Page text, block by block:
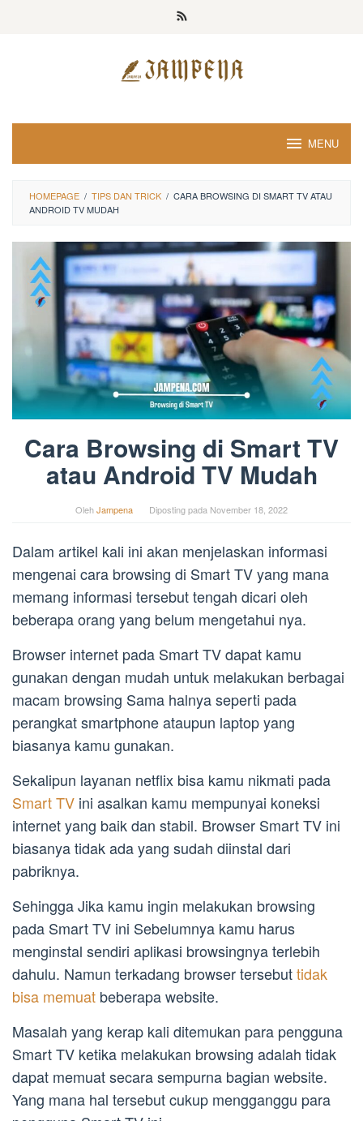
MENU
HOMEPAGE / TIPS DAN TRICK / CARA BROWSING DI SMART TV ATAU
ANDROID TV MUDAH
Cara Browsing di Smart TV
atau Android TV Mudah
OlehJampena Diposting pada November 18, 2022
Dalam artikel kali ini akan menjelaskan informasi
mengenai cara browsing di Smart TV yang mana
memang informasi tersebut tengah dicari oleh
beberapa orang yang belum mengetahui nya.
Browser internet pada Smart TV dapat kamu
gunakan dengan mudah untuk melakukan berbagai
macam browsing Sama halnya seperti pada
perangkat smartphone ataupun laptop yang
biasanya kamu gunakan.
Sekalipun layanan netflix bisa kamu nikmati pada
Smart TV ini asalkan kamu mempunyai koneksi
internet yang baik dan stabil. Browser Smart TV ini
biasanya tidak ada yang sudah diinstal dari
pabriknya.
Sehingga Jika kamu ingin melakukan browsing
pada Smart TV ini Sebelumnya kamu harus
menginstal sendiri aplikasi browsingnya terlebih
dahulu. Namun terkadang browser tersebuttidak
bisa memuat beberapa website.
Masalah yang kerap kali ditemukan para pengguna
Smart TV ketika melakukan browsing adalah tidak
dapat memuat secara sempurna bagian website.
Yang mana hal tersebut cukup mengganggu para